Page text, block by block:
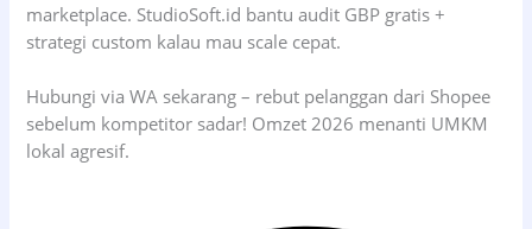
marketplace. StudioSoft.id bantu audit GBP gratis +
strategi custom kalau mau scale cepat.
Hubungi via WA sekarang – rebut pelanggan dari Shopee
sebelum kompetitor sadar! Omzet 2026 menanti UMKM
lokal agresif.